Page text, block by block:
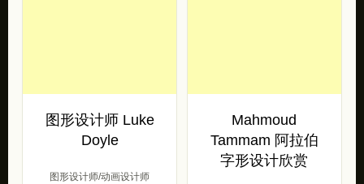
图形设计师 Luke
Doyle
图形设计师/动画设计师
Mahmoud
Tammam 阿拉伯
字形设计欣赏